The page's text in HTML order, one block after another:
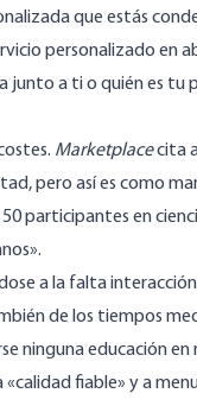
que estás
personalizado en
junto a ti o quién es
Marketplacecita
pero así es como
participantes en
a la falta
de los tiempos
ninguna educación
fiable» y a